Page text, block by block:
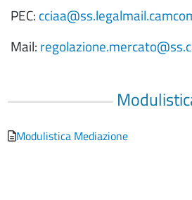
PEC:
Mail:
Modulistica Mediazione